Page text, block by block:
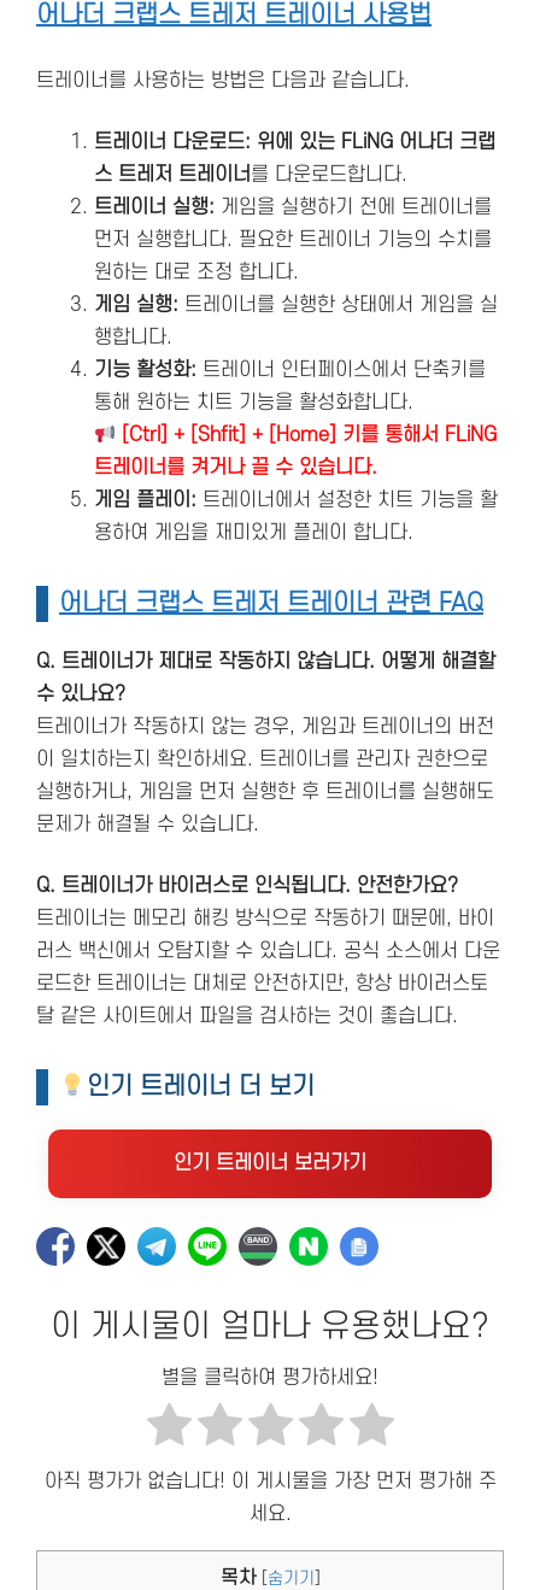
어나더 크랩스 트레저 트레이너 사용법
트레이너를 사용하는 방법은 다음과 같습니다.
트레이너 다운로드: 위에 있는 FLiNG 어나더 크랩
스 트레저 트레이너 를 다운로드합니다.
트레이너 실행: 게임을 실행하기 전에 트레이너를
먼저 실행합니다. 필요한 트레이너 기능의 수치를
원하는 대로 조정 합니다.
게임 실행: 트레이너를 실행한 상태에서 게임을 실
행합니다.
기능 활성화: 트레이너 인터페이스에서 단축키를
통해 원하는 치트 기능을 활성화합니다.
[Ctrl] + [Shfit] + [Home] 키를 통해서 FLiNG
트레이너를 켜거나 끌 수 있습니다.
게임 플레이: 트레이너에서 설정한 치트 기능을 활
용하여 게임을 재미있게 플레이 합니다.
어나더 크랩스 트레저 트레이너 관련 FAQ
Q. 트레이너가 제대로 작동하지 않습니다. 어떻게 해결할
수 있나요?
트레이너가 작동하지 않는 경우, 게임과 트레이너의 버전
이 일치하는지 확인하세요. 트레이너를 관리자 권한으로
실행하거나, 게임을 먼저 실행한 후 트레이너를 실행해도
문제가 해결될 수 있습니다.
Q. 트레이너가 바이러스로 인식됩니다. 안전한가요?
트레이너는 메모리 해킹 방식으로 작동하기 때문에, 바이
러스 백신에서 오탐지할 수 있습니다. 공식 소스에서 다운
로드한 트레이너는 대체로 안전하지만, 항상 바이러스토
탈 같은 사이트에서 파일을 검사하는 것이 좋습니다.
인기 트레이너 더 보기
인기 트레이너 보러가기
이 게시물이 얼마나 유용했나요?
별을 클릭하여 평가하세요!
아직 평가가 없습니다! 이 게시물을 가장 먼저 평가해 주
세요.
목차 숨기기